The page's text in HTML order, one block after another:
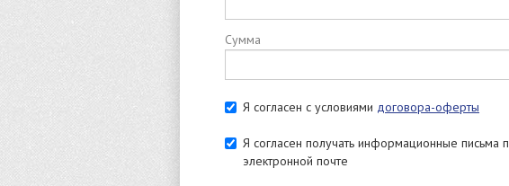
Сумма
Я согласен с условиями договора-оферты
Я согласен получать информационные письма
электронной почте